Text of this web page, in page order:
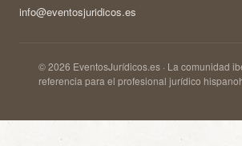
info@eventosjuridicos.es
© 2026 EventosJurídicos.es · La comunidad
referencia para el profesional jurídico